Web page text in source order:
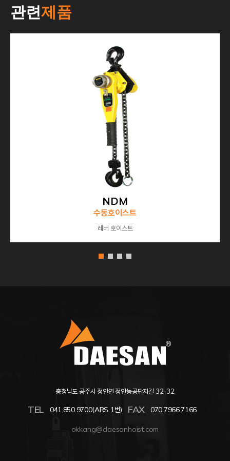
관련제품
NDM
수동호이스트
레버 호이스트
충청남도 공주시 정안면 정안농공단지길 32-32
TEL 041.850.9700(ARS 1번) FAX 070.7966.7166
okkang@daesanhoist.com